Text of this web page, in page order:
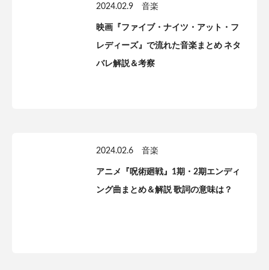
2024.02.9 音楽
映画『ファイブ・ナイツ・アット・フ
レディーズ』で流れた音楽まとめ ネタ
バレ解説＆考察
2024.02.6 音楽
アニメ『呪術廻戦』1期・2期エンディ
ング曲まとめ＆解説 歌詞の意味は？